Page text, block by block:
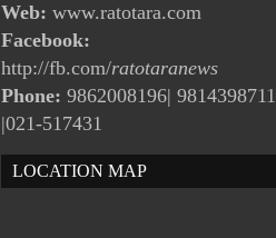
Web: www.ratotara.com
Facebook:
http://fb.com/ratotaranews
Phone:9862008196| 9814398711
|021-517431
LOCATION MAP